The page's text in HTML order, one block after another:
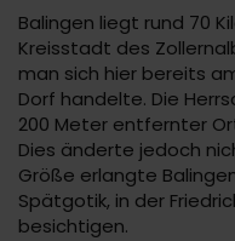
Balingen liegt rund 70
Kreisstadt des
man sich hier bereits
Dorf handelte. Die
200 Meter entfernter
Dies änderte jedoch
Größe erlangte
Spätgotik, in der
besichtigen.